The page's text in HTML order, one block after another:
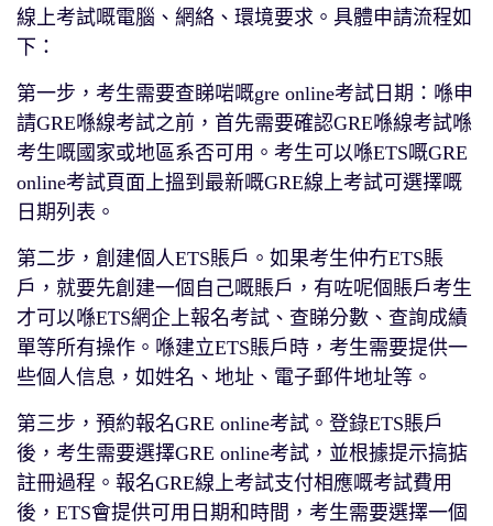
線上考試嘅電腦、網絡、環境要求。具體申請流程如
下：
第一步，考生需要查睇啱嘅gre online考試日期：喺申
請GRE喺線考試之前，首先需要確認GRE喺線考試喺
考生嘅國家或地區系否可用。考生可以喺ETS嘅GRE
online考試頁面上搵到最新嘅GRE線上考試可選擇嘅
日期列表。
第二步，創建個人ETS賬戶。如果考生仲冇ETS賬
戶，就要先創建一個自己嘅賬戶，有咗呢個賬戶考生
才可以喺ETS網企上報名考試、查睇分數、查詢成績
單等所有操作。喺建立ETS賬戶時，考生需要提供一
些個人信息，如姓名、地址、電子郵件地址等。
第三步，預約報名GRE online考試。登錄ETS賬戶
後，考生需要選擇GRE online考試，並根據提示搞掂
註冊過程。報名GRE線上考試支付相應嘅考試費用
後，ETS會提供可用日期和時間，考生需要選擇一個